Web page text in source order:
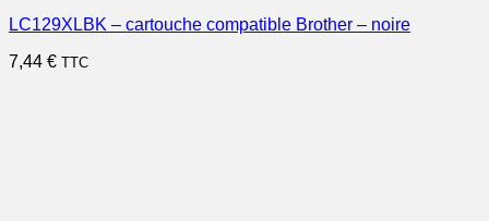
LC129XLBK – cartouche compatible Brother – noire
7,44 € TTC